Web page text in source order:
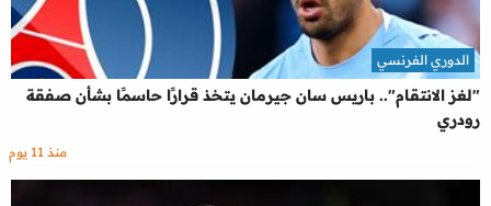
"لغز الانتقام".. باريس سان جيرمان يتخذ قرارًا حاسمًا بشأن صفقة
رودري
الدوري الفرنسي
منذ 11 يوم